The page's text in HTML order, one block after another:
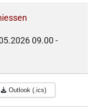
09.00 -
Outlook (.ics)